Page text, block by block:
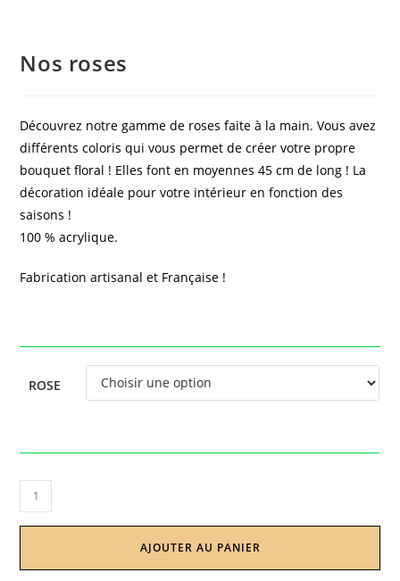
Nos roses
Découvrez notre gamme de roses faite à la main. Vous avez
différents coloris qui vous permet de créer votre propre
bouquet floral ! Elles font en moyennes 45 cm de long ! La
décoration idéale pour votre intérieur en fonction des
saisons !
100 % acrylique.
Fabrication artisanal et Française !
ROSE
AJOUTER AU PANIER